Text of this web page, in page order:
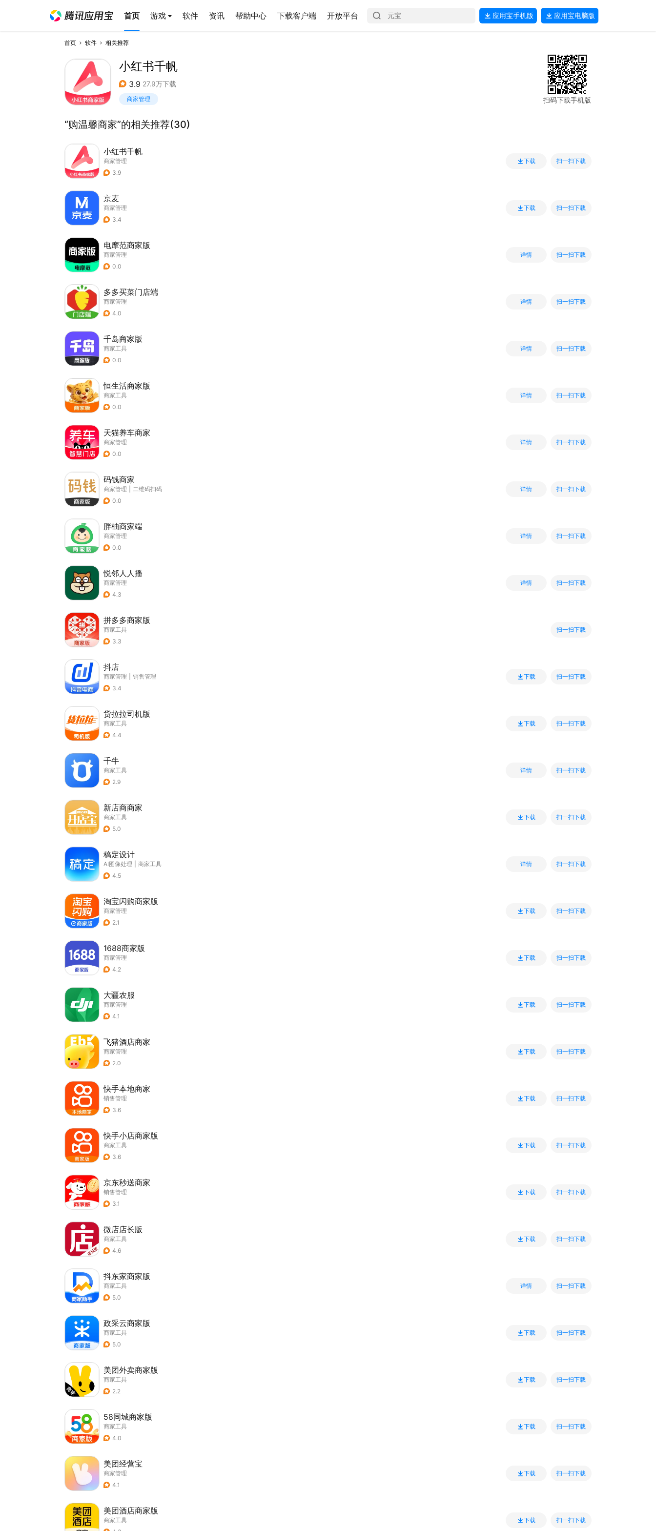
首页 游戏 软件 资讯 帮助中心 下载客户端 开放平台 应用宝手机版 应用宝电脑版
首页 软件 相关推荐
小红书千帆
3.9 27.9万下载
商家管理 扫码下载手机版
“购温馨商家”的相关推荐(30)
小红书千帆
商家管理
3.9
下载 扫一扫下载
京麦
商家管理
3.4
下载 扫一扫下载
电摩范商家版
商家管理
0.0
详情 扫一扫下载
多多买菜门店端
商家管理
4.0
详情 扫一扫下载
千岛商家版
商家工具
0.0
详情 扫一扫下载
恒生活商家版
商家工具
0.0
详情 扫一扫下载
天猫养车商家
商家管理
0.0
详情 扫一扫下载
码钱商家
商家管理
二维码扫码
0.0
详情 扫一扫下载
胖柚商家端
商家管理
0.0
详情 扫一扫下载
悦邻人人播
商家管理
4.3
详情 扫一扫下载
拼多多商家版
商家工具
3.3
扫一扫下载
抖店
商家管理
销售管理
3.4
下载 扫一扫下载
货拉拉司机版
商家工具
4.4
下载 扫一扫下载
千牛
商家工具
2.9
详情 扫一扫下载
新店商商家
商家工具
5.0
下载 扫一扫下载
稿定设计
AI图像处理
商家工具
4.5
详情 扫一扫下载
淘宝闪购商家版
商家管理
2.1
下载 扫一扫下载
1688商家版
商家管理
4.2
下载 扫一扫下载
大疆农服
商家管理
4.1
下载 扫一扫下载
飞猪酒店商家
商家管理
2.0
下载 扫一扫下载
快手本地商家
销售管理
3.6
下载 扫一扫下载
快手小店商家版
商家工具
3.6
下载 扫一扫下载
京东秒送商家
销售管理
3.1
下载 扫一扫下载
微店店长版
商家工具
4.6
下载 扫一扫下载
抖东家商家版
商家工具
5.0
详情 扫一扫下载
政采云商家版
商家工具
5.0
下载 扫一扫下载
美团外卖商家版
商家工具
2.2
下载 扫一扫下载
58同城商家版
商家工具
4.0
下载 扫一扫下载
美团经营宝
商家管理
4.1
下载 扫一扫下载
美团酒店商家版
商家工具
下载 扫一扫下载